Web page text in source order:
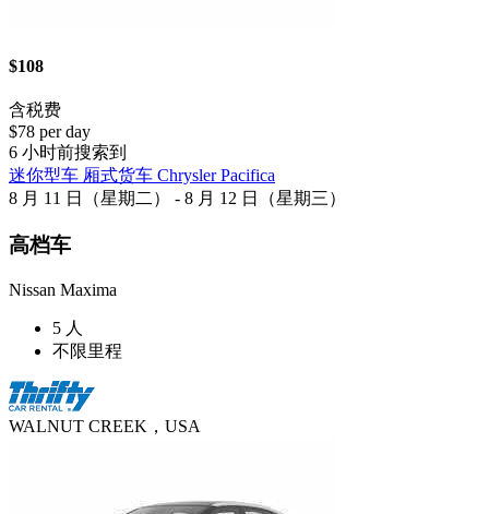
$108
含税费
$78 per day
6 小时前搜索到
迷你型车 厢式货车 Chrysler Pacifica
8 月 11 日（星期二） - 8 月 12 日（星期三）
高档车
Nissan Maxima
5 人
不限里程
WALNUT CREEK，USA